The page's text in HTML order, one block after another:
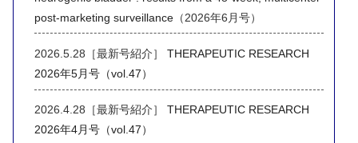
post-marketing surveillance（2026年6月号）
2026.5.28［最新号紹介］ THERAPEUTIC RESEARCH
2026年5月号（vol.47）
2026.4.28［最新号紹介］ THERAPEUTIC RESEARCH
2026年4月号（vol.47）